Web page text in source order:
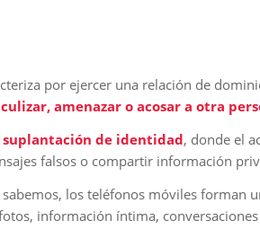
por ejercer una relación de
amenazar o acosar a otra
suplantación de identidad, donde el
falsos o compartir información
los teléfonos móviles forman
información íntima,